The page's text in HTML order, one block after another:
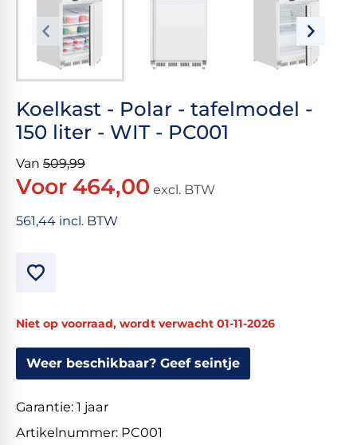
Koelkast - Polar - tafelmodel -
150 liter - WIT - PC001
Van 509,99
Voor 464,00 excl. BTW
561,44 incl. BTW
Niet op voorraad, wordt verwacht 01-11-2026
Weer beschikbaar? Geef seintje
Garantie: 1 jaar
Artikelnummer: PC001